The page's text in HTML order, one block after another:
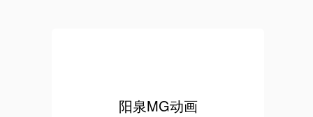
阳泉MG动画